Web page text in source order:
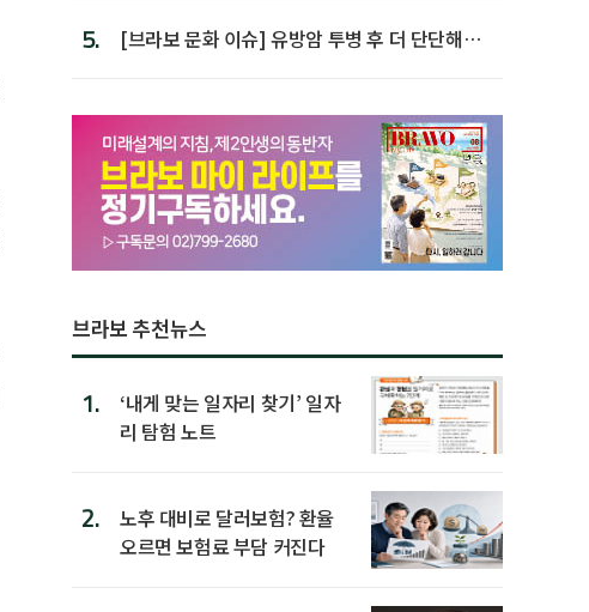
5.
[브라보 문화 이슈] 유방암 투병 후 더 단단해진
브라보 추천뉴스
1.
‘내게 맞는 일자리 찾기’ 일자
리 탐험 노트
2.
노후 대비로 달러보험? 환율
오르면 보험료 부담 커진다